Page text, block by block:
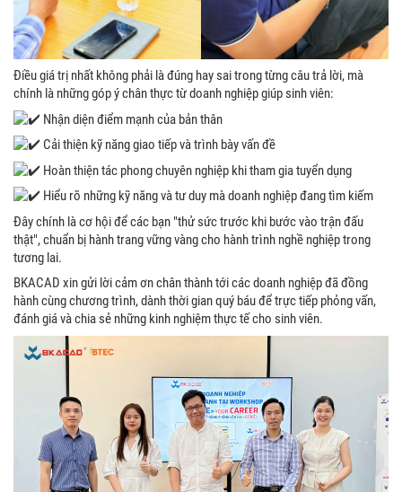
Điều giá trị nhất không phải là đúng hay sai trong từng câu trả lời, mà
chính là những góp ý chân thực từ doanh nghiệp giúp sinh viên:
Nhận diện điểm mạnh của bản thân
Cải thiện kỹ năng giao tiếp và trình bày vấn đề
Hoàn thiện tác phong chuyên nghiệp khi tham gia tuyển dụng
Hiểu rõ những kỹ năng và tư duy mà doanh nghiệp đang tìm kiếm
Đây chính là cơ hội để các bạn "thử sức trước khi bước vào trận đấu
thật", chuẩn bị hành trang vững vàng cho hành trình nghề nghiệp trong
tương lai.
BKACAD xin gửi lời cảm ơn chân thành tới các doanh nghiệp đã đồng
hành cùng chương trình, dành thời gian quý báu để trực tiếp phỏng vấn,
đánh giá và chia sẻ những kinh nghiệm thực tế cho sinh viên.